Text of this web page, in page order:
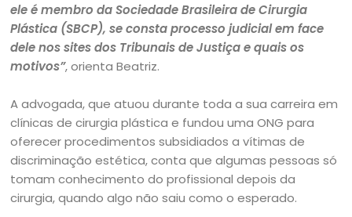
ele é membro da Sociedade Brasileira de Cirurgia
Plástica (SBCP), se consta processo judicial em face
dele nos sites dos Tribunais de Justiça e quais os
motivos”, orienta Beatriz.
A advogada, que atuou durante toda a sua carreira em
clínicas de cirurgia plástica e fundou uma ONG para
oferecer procedimentos subsidiados a vítimas de
discriminação estética, conta que algumas pessoas só
tomam conhecimento do profissional depois da
cirurgia, quando algo não saiu como o esperado.